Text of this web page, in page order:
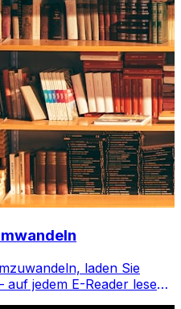
laden Sie
jedem E-Reader lesen,